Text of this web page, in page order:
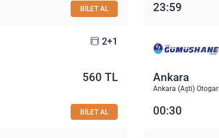
BİLET AL 23:59
2+1
560 TL
BİLET AL
Ankara
Ankara (Aşti) Otogarı
00:30